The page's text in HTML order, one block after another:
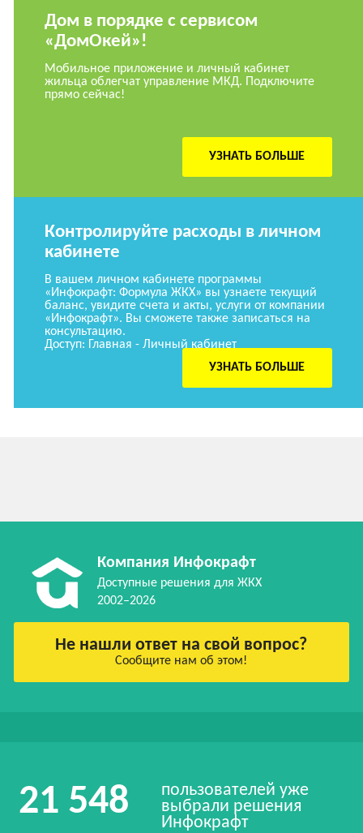
Дом в порядке с сервисом
«ДомОкей»!
Мобильное приложение и личный кабинет
жильца облегчат управление МКД. Подключите
прямо сейчас!
УЗНАТЬ БОЛЬШЕ
Контролируйте расходы в личном
кабинете
В вашем личном кабинете программы
«Инфокрафт: Формула ЖКХ» вы узнаете текущий
баланс, увидите счета и акты, услуги от компании
«Инфокрафт». Вы сможете также записаться на
консультацию.
Доступ: Главная - Личный кабинет
УЗНАТЬ БОЛЬШЕ
Компания Инфокрафт
Доступные решения для ЖКХ
2002–2026
Не нашли ответ на свой вопрос?
Сообщите нам об этом!
21 548
пользователей уже
выбрали решения
Инфокрафт